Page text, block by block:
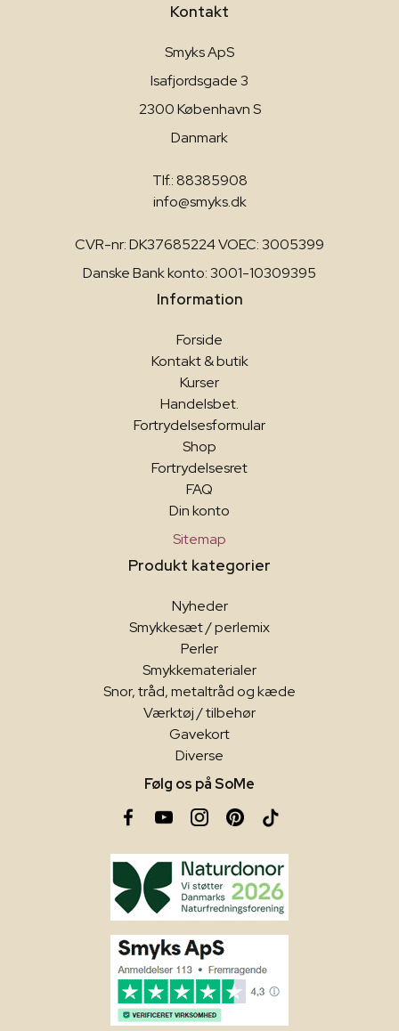
Kontakt
Smyks ApS
Isafjordsgade 3
2300 København S
Danmark
Tlf.: 88385908
info@smyks.dk
CVR-nr: DK37685224 VOEC: 3005399
Danske Bank konto: 3001-10309395
Information
Forside
Kontakt & butik
Kurser
Handelsbet.
Fortrydelsesformular
Shop
Fortrydelsesret
FAQ
Din konto
Sitemap
Produkt kategorier
Nyheder
Smykkesæt / perlemix
Perler
Smykkematerialer
Snor, tråd, metaltråd og kæde
Værktøj / tilbehør
Gavekort
Diverse
Følg os på SoMe